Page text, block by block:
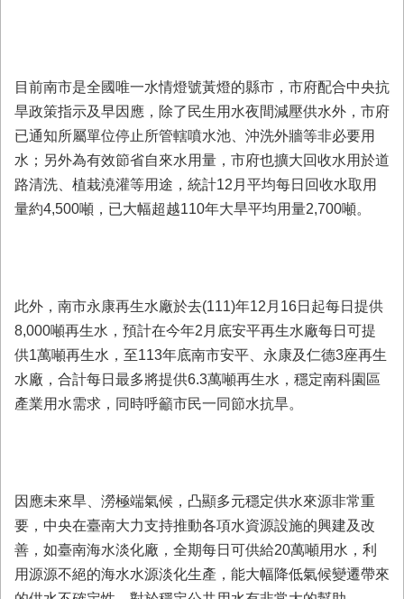
目前南市是全國唯一水情燈號黃燈的縣市，市府配合中央抗
旱政策指示及早因應，除了民生用水夜間減壓供水外，市府
已通知所屬單位停止所管轄噴水池、沖洗外牆等非必要用
水；另外為有效節省自來水用量，市府也擴大回收水用於道
路清洗、植栽澆灌等用途，統計12月平均每日回收水取用
量約4,500噸，已大幅超越110年大旱平均用量2,700噸。
此外，南市永康再生水廠於去(111)年12月16日起每日提供
8,000噸再生水，預計在今年2月底安平再生水廠每日可提
供1萬噸再生水，至113年底南市安平、永康及仁德3座再生
水廠，合計每日最多將提供6.3萬噸再生水，穩定南科園區
產業用水需求，同時呼籲市民一同節水抗旱。
因應未來旱、澇極端氣候，凸顯多元穩定供水來源非常重
要，中央在臺南大力支持推動各項水資源設施的興建及改
善，如臺南海水淡化廠，全期每日可供給20萬噸用水，利
用源源不絕的海水水源淡化生產，能大幅降低氣候變遷帶來